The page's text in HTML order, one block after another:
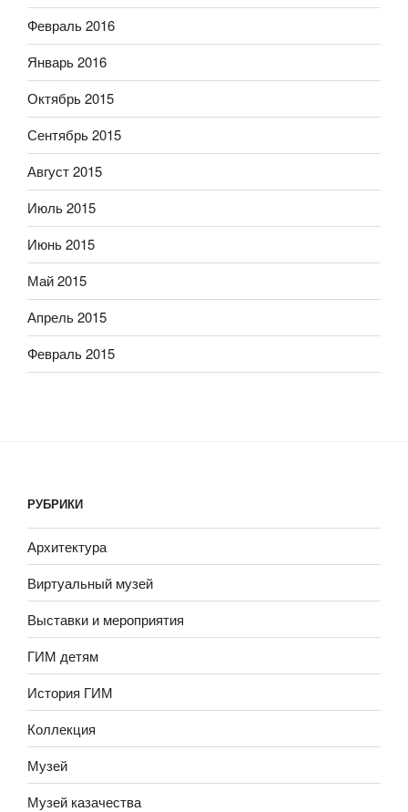
Февраль 2016
Январь 2016
Октябрь 2015
Сентябрь 2015
Август 2015
Июль 2015
Июнь 2015
Май 2015
Апрель 2015
Февраль 2015
РУБРИКИ
Архитектура
Виртуальный музей
Выставки и мероприятия
ГИМ детям
История ГИМ
Коллекция
Музей
Музей казачества